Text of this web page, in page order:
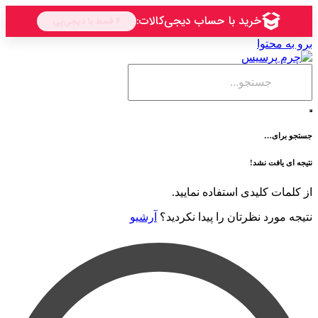
نشد!
کلیدی استفاده نمایید.
نظرتان را پیدا نکردید؟ آرشیو